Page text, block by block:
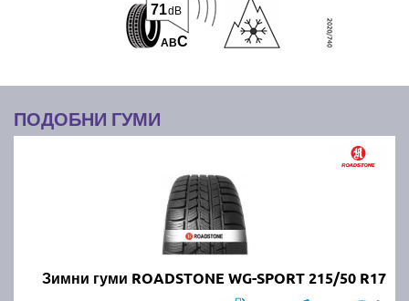
ABC
71dB
ПОДОБНИ ГУМИ
Зимни гуми ROADSTONE WG-SPORT 215/50 R17